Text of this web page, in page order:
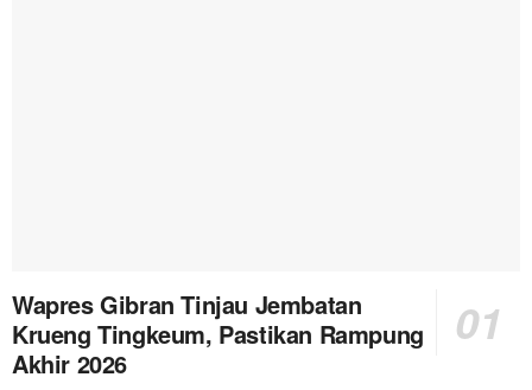
Wapres Gibran Tinjau Jembatan
Krueng Tingkeum, Pastikan Rampung
Akhir 2026